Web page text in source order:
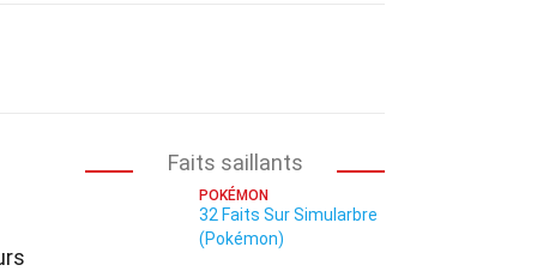
Faits saillants
POKÉMON
32 Faits Sur Simularbre
(Pokémon)